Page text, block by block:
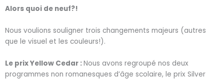
Alors quoi de neuf?!
Nous voulions souligner trois changements majeurs (autres
que le visuel et les couleurs!).
Le prix Yellow Cedar :Nous avons regroupé nos deux
programmes non romanesques d’âge scolaire, le prix Silver